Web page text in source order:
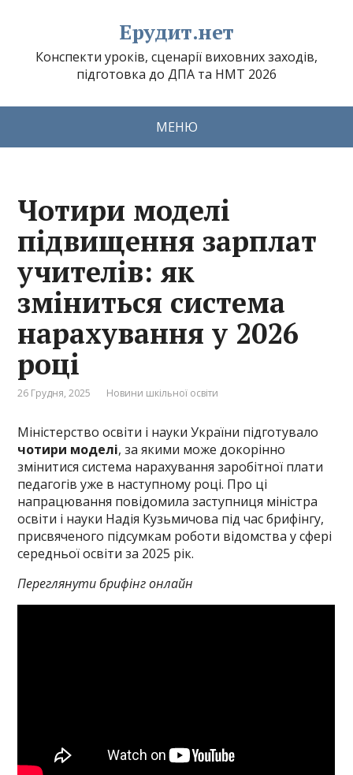
Ерудит.нет
Конспекти уроків, сценарії виховних заходів,
підготовка до ДПА та НМТ 2026
МЕНЮ
Чотири моделі
підвищення зарплат
учителів: як
зміниться система
нарахування у 2026
році
26 Грудня, 2025 Новини шкільної освіти
Міністерство освіти і науки України підготувало
чотири моделі, за якими може докорінно
змінитися система нарахування заробітної плати
педагогів уже в наступному році. Про ці
напрацювання повідомила заступниця міністра
освіти і науки Надія Кузьмичова під час брифінгу,
присвяченого підсумкам роботи відомства у сфері
середньої освіти за 2025 рік.
Переглянути брифінг онлайн